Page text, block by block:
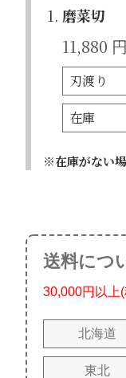
1. 磨菜切
11,880
刃渡り
在庫
在庫がない
送料につ
30,000円以上
北海道
東北